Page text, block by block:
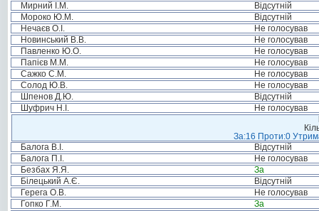
Мирний І.М.
Відсутній
Мороко Ю.М.
Відсутній
Нечаєв О.І.
Не голосував
Новинський В.В.
Не голосував
Павленко Ю.О.
Не голосував
Папієв М.М.
Не голосував
Сажко С.М.
Не голосував
Солод Ю.В.
Не голосував
Шпенов Д.Ю.
Відсутній
Шуфрич Н.І.
Не голосував
За:16 Проти:0
Балога В.І.
Відсутній
Балога П.І.
Не голосував
Безбах Я.Я.
За
Білецький А.Є.
Відсутній
Герега О.В.
Не голосував
Гопко Г.М.
За